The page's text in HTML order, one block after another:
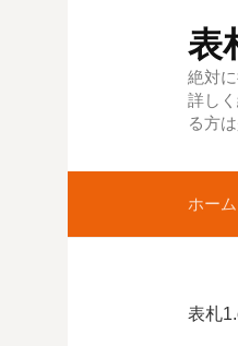
表
絶対
詳し
る方
ホーム
表札